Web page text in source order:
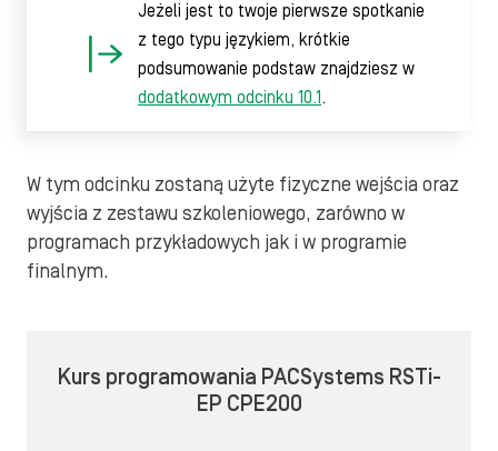
Jeżeli jest to twoje pierwsze spotkanie
z tego typu językiem, krótkie
podsumowanie podstaw znajdziesz w
dodatkowym odcinku 10.1.
W tym odcinku zostaną użyte fizyczne wejścia oraz
wyjścia z zestawu szkoleniowego, zarówno w
programach przykładowych jak i w programie
finalnym.
Kurs programowania PACSystems RSTi-
EP CPE200